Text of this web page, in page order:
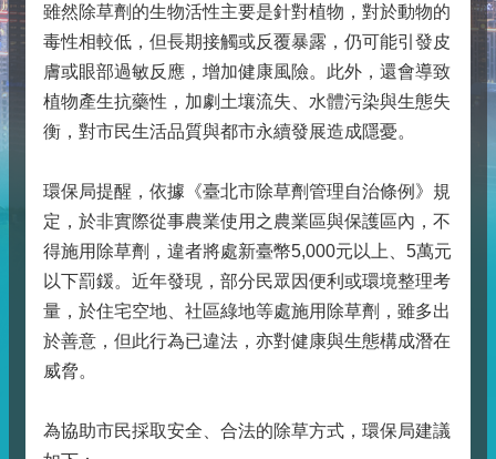
雖然除草劑的生物活性主要是針對植物，對於動物的
毒性相較低，但長期接觸或反覆暴露，仍可能引發皮
膚或眼部過敏反應，增加健康風險。此外，還會導致
植物產生抗藥性，加劇土壤流失、水體污染與生態失
衡，對市民生活品質與都市永續發展造成隱憂。
環保局提醒，依據《臺北市除草劑管理自治條例》規
定，於非實際從事農業使用之農業區與保護區內，不
得施用除草劑，違者將處新臺幣5,000元以上、5萬元
以下罰鍰。近年發現，部分民眾因便利或環境整理考
量，於住宅空地、社區綠地等處施用除草劑，雖多出
於善意，但此行為已違法，亦對健康與生態構成潛在
威脅。
為協助市民採取安全、合法的除草方式，環保局建議